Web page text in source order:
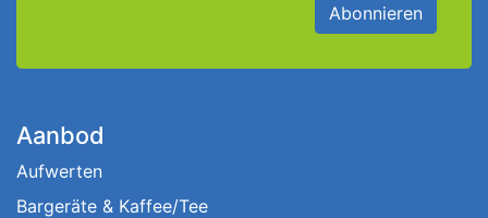
Abonnieren
Aanbod
Aufwerten
Bargeräte & Kaffee/Tee